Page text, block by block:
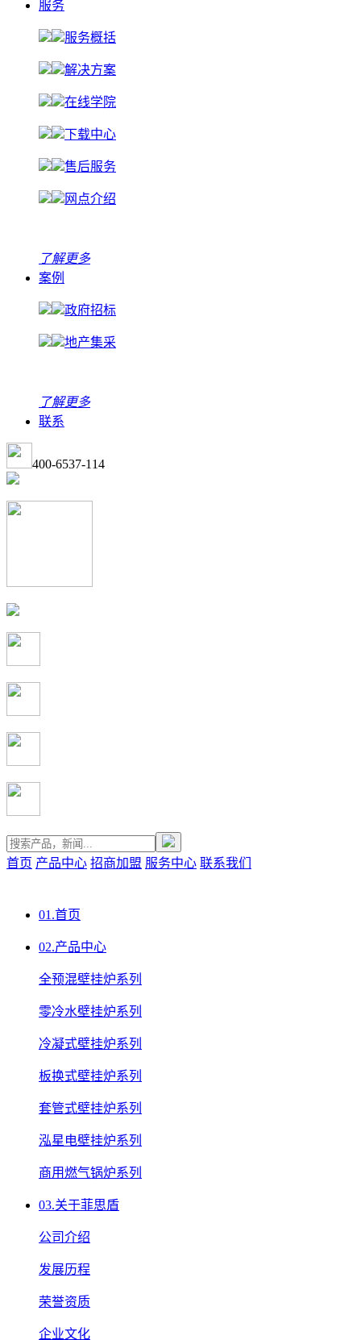
服务
服务概括
解决方案
在线学院
下载中心
售后服务
网点介绍
了解更多
案例
政府招标
地产集采
了解更多
联系
400-6537-114
首页 产品中心 招商加盟 服务中心 联系我们
01.首页
02.产品中心
全预混壁挂炉系列
零冷水壁挂炉系列
冷凝式壁挂炉系列
板换式壁挂炉系列
套管式壁挂炉系列
泓星电壁挂炉系列
商用燃气锅炉系列
03.关于菲思盾
公司介绍
发展历程
荣誉资质
企业文化